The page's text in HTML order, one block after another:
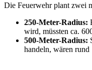
Die Feuerwehr plant zwei
250-Meter-Radius:
wird, müssten ca.
500-Meter-Radius:
handeln, wären rund